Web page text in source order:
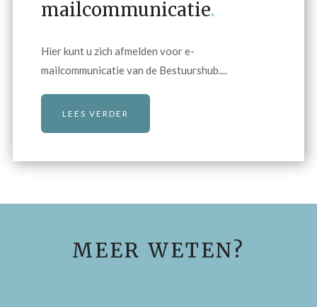
mailcommunicatie.
Hier kunt u zich afmelden voor e-
mailcommunicatie van de Bestuurshub....
LEES VERDER
MEER WETEN?